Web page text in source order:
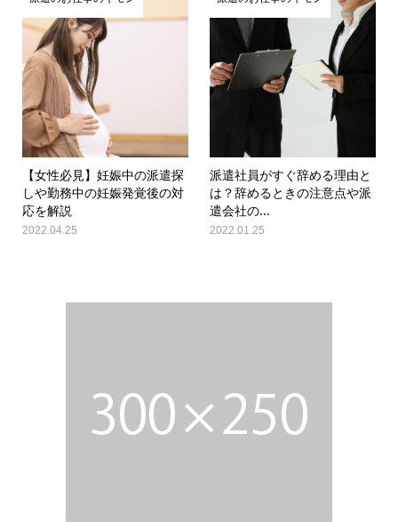
【女性必見】妊娠中の派遣探
しや勤務中の妊娠発覚後の対
応を解説
2022.04.25
派遣社員がすぐ辞める理由と
は？辞めるときの注意点や派
遣会社の...
2022.01.25